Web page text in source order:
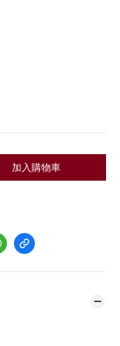
加入購物車